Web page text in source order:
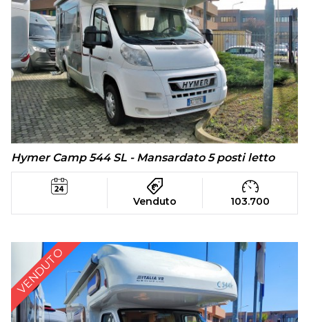
Hymer Camp 544 SL - Mansardato 5 posti letto
Venduto 103.700
VENDUTO